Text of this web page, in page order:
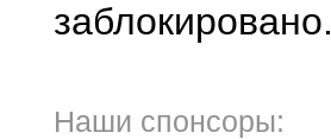
заблокировано.
Наши спонсоры: